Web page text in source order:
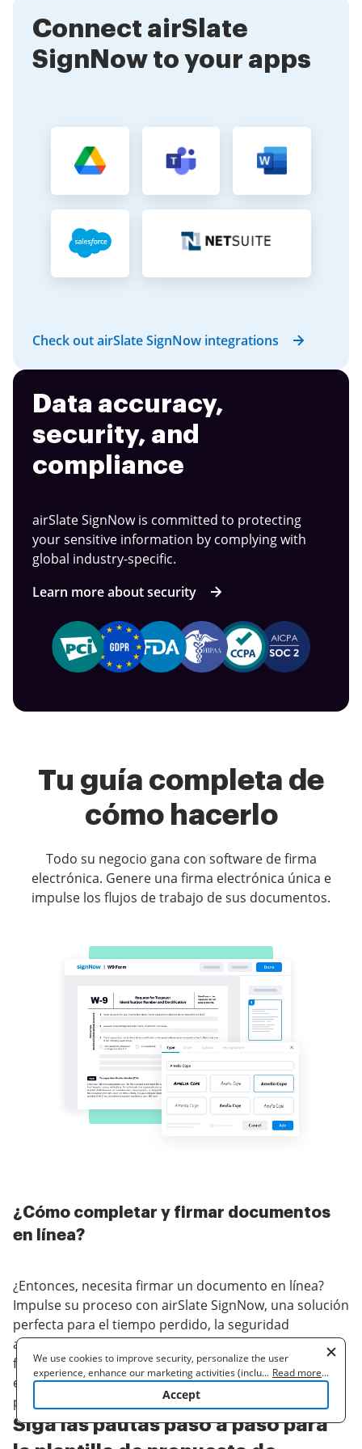
Connect airSlate
SignNow to your apps
Check out airSlate SignNow integrations
Data accuracy,
security, and
compliance
airSlate SignNow is committed to protecting
your sensitive information by complying with
global industry-specific.
Learn more about security
Tu guía completa de
cómo hacerlo
Todo su negocio gana con software de firma
electrónica. Genere una firma electrónica única e
impulse los flujos de trabajo de sus documentos.
¿Cómo completar y firmar documentos
en línea?
¿Entonces, necesita firmar un documento en línea?
Impulse su proceso con airSlate SignNow, una solución
perfecta para el tiempo perdido, la seguridad
arriesgada y los procesos ineficientes. Genere sus
firmas en línea de tres maneras posibles: dibujar,
escribir o cargar una imagen de una firma manuscrita.
plantilla de propuesta de inversor con facilidad.
Siga las pautas paso a paso para
We use cookies to improve security, personalize the user
experience, enhance our marketing activities (including
cooperating with our 3rd party partners) and for other business
to learn more. By clicking "Accept"
... Read more...
Accept